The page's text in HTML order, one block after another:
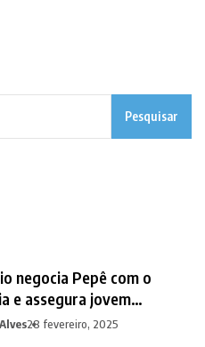
Pesquisar
negocia Pepê com o
e assegura jovem
em contrapartida
28 fevereiro, 2025